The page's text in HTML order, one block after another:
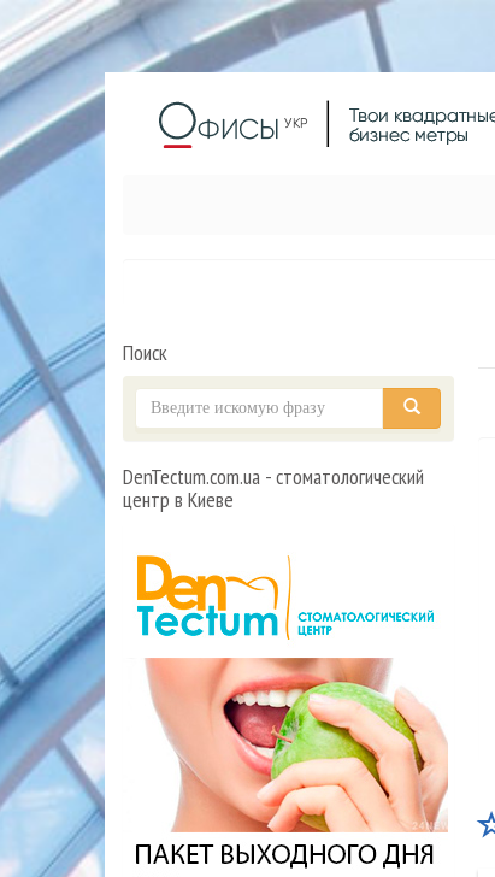
Поиск
DenTectum.com.ua - стоматологический
центр в Киеве